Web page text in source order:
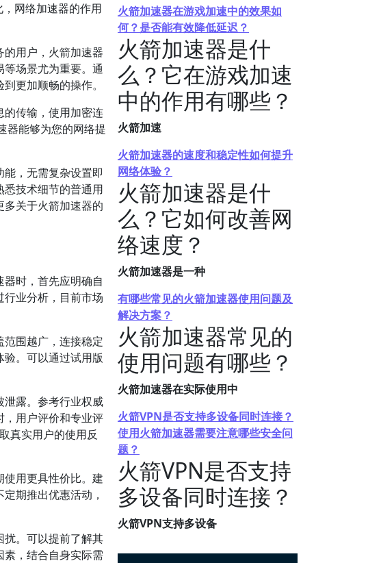
网络加速器的作用
用户，火箭加速器
场景尤为重要。通
更加顺畅的操作。
的传输，使用加密连
器能够为您的网络提
，无需复杂设置即
技术细节的普通用
关于火箭加速器的
时，首先应明确自
业分析，目前市场
围越广，连接稳定
。可以通过试用版
泄露。参考行业权威
，用户评价和专业评
真实用户的使用反
用更具性价比。建
期推出优惠活动，
扰。可以提前了解其
，结合自身实际需
火箭加速器在游戏加速中的效果如
何？是否能有效降低延迟？
火箭加速器是什
么？它在游戏加速
中的作用有哪些？
火箭加速
火箭加速器的速度和稳定性如何提升
网络体验？
火箭加速器是什
么？它如何改善网
络速度？
火箭加速器是一种
有哪些常见的火箭加速器使用问题及
解决方案？
火箭加速器常见的
使用问题有哪些？
火箭加速器在实际使用中
火箭VPN是否支持多设备同时连接？
使用火箭加速器需要注意哪些安全问
题？
火箭VPN是否支持
多设备同时连接？
火箭VPN支持多设备